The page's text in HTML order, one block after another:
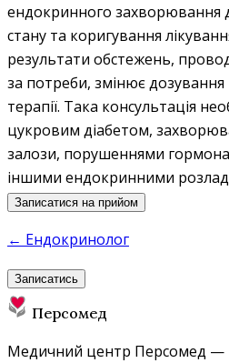
ендокринного захворювання
стану та коригування
результати обстежень,
за потреби, змінює дозування
терапії. Така консультація
цукровим діабетом,
залози, порушеннями
іншими ендокринними
Записатися на прийом
← Ендокринолог
Записатись
Персомед
Медичний центр Персомед —